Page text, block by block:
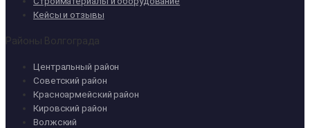
Кейсы и отзывы
Районы Волгограда
Центральный район
Советский район
Красноармейский район
Кировский район
Волжский